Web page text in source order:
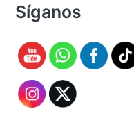
Síganos